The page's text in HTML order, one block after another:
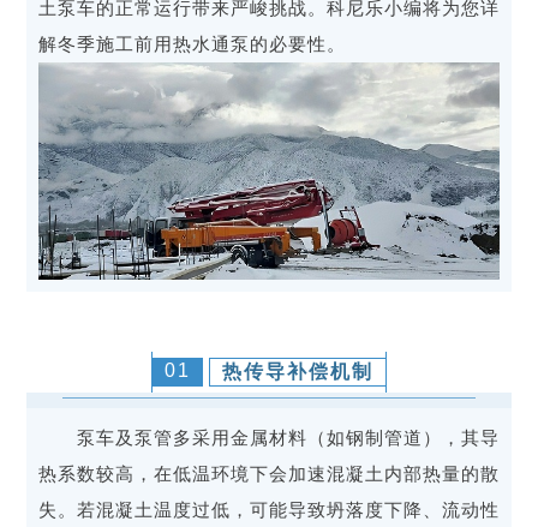
土泵车的正常运行带来严峻挑战。科尼乐小编将为您详
解冬季施工前用热水通泵的必要性。
01 热传导补偿机制
泵车及泵管多采用金属材料（如钢制管道），其导
热系数较高，在低温环境下会加速混凝土内部热量的散
失。若混凝土温度过低，可能导致坍落度下降、流动性